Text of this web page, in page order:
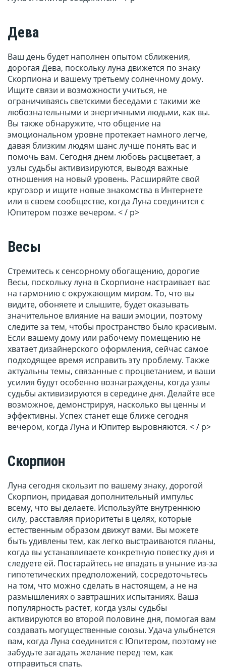
Дева
Ваш день будет наполнен опытом сближения,
дорогая Дева, поскольку луна движется по знаку
Скорпиона и вашему третьему солнечному дому.
Ищите связи и возможности учиться, не
ограничиваясь светскими беседами с такими же
любознательными и энергичными людьми, как вы.
Вы также обнаружите, что общение на
эмоциональном уровне протекает намного легче,
давая близким людям шанс лучше понять вас и
помочь вам. Сегодня днем любовь расцветает, а
узлы судьбы активизируются, выводя важные
отношения на новый уровень. Расширяйте свой
кругозор и ищите новые знакомства в Интернете
или в своем сообществе, когда Луна соединится с
Юпитером позже вечером. < / p>
Весы
Стремитесь к сенсорному обогащению, дорогие
Весы, поскольку луна в Скорпионе настраивает вас
на гармонию с окружающим миром. То, что вы
видите, обоняете и слышите, будет оказывать
значительное влияние на ваши эмоции, поэтому
следите за тем, чтобы пространство было красивым.
Если вашему дому или рабочему помещению не
хватает дизайнерского оформления, сейчас самое
подходящее время исправить эту проблему. Также
актуальны темы, связанные с процветанием, и ваши
усилия будут особенно вознаграждены, когда узлы
судьбы активизируются в середине дня. Делайте все
возможное, демонстрируя, насколько вы ценны и
эффективны. Успех станет еще ближе сегодня
вечером, когда Луна и Юпитер выровняются. < / p>
Скорпион
Луна сегодня скользит по вашему знаку, дорогой
Скорпион, придавая дополнительный импульс
всему, что вы делаете. Используйте внутреннюю
силу, расставляя приоритеты в целях, которые
естественным образом движут вами. Вы можете
быть удивлены тем, как легко выстраиваются планы,
когда вы устанавливаете конкретную повестку дня и
следуете ей. Постарайтесь не впадать в уныние из-за
гипотетических предположений, сосредоточьтесь
на том, что можно сделать в настоящем, а не на
размышлениях о завтрашних испытаниях. Ваша
популярность растет, когда узлы судьбы
активируются во второй половине дня, помогая вам
создавать могущественные союзы. Удача улыбнется
вам, когда Луна соединится с Юпитером, поэтому не
забудьте загадать желание перед тем, как
отправиться спать.